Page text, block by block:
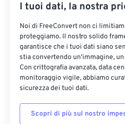
I tuoi dati, la nostra
Noi di FreeConvert non ci
proteggiamo. Il nostro solido
garantisce che i tuoi dati siano
stia convertendo un'immagine,
Con crittografia avanzata, data
monitoraggio vigile, abbiamo
sicurezza dei tuoi dati.
Scopri di più sul nostro